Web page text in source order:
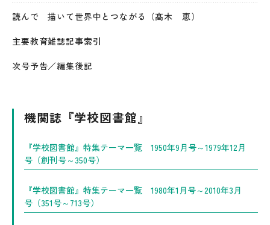
読んで 描いて世界中とつながる（髙木 恵）
主要教育雑誌記事索引
次号予告／編集後記
機関誌『学校図書館』
『学校図書館』特集テーマ一覧 1950年9月号～1979年12月
号（創刊号～350号）
『学校図書館』特集テーマ一覧 1980年1月号～2010年3月
号（351号～713号）